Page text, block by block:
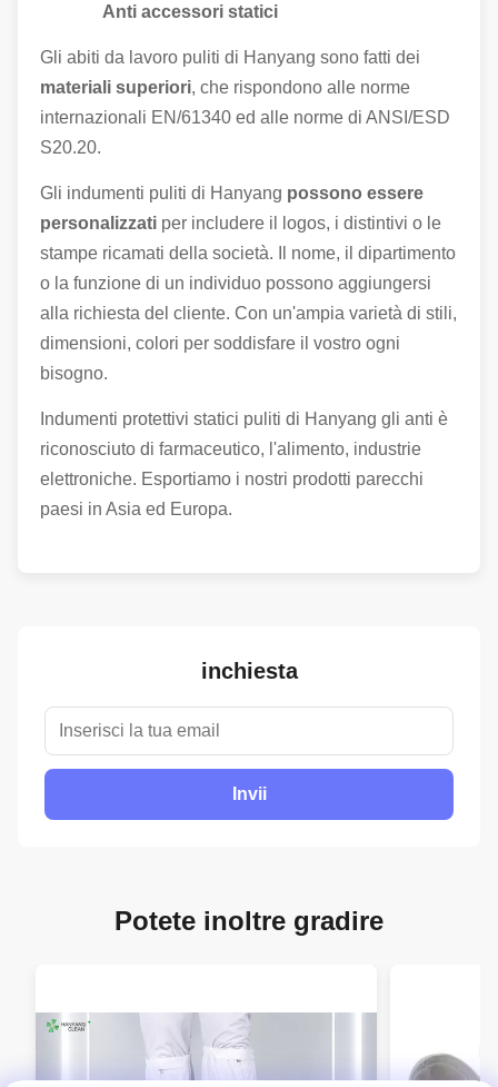
Anti accessori statici
Gli abiti da lavoro puliti di Hanyang sono fatti dei
materiali superiori, che rispondono alle norme
internazionali EN/61340 ed alle norme di ANSI/ESD
S20.20.
Gli indumenti puliti di Hanyang possono essere
personalizzati per includere il logos, i distintivi o le
stampe ricamati della società. Il nome, il dipartimento
o la funzione di un individuo possono aggiungersi
alla richiesta del cliente. Con un'ampia varietà di stili,
dimensioni, colori per soddisfare il vostro ogni
bisogno.
Indumenti protettivi statici puliti di Hanyang gli anti è
riconosciuto di farmaceutico, l'alimento, industrie
elettroniche. Esportiamo i nostri prodotti parecchi
paesi in Asia ed Europa.
inchiesta
Invii
Potete inoltre gradire